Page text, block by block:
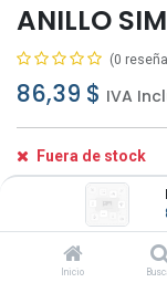
Inicio
ANILLO
(0
86,39 $ IVA
Fuera de stock
Reciba